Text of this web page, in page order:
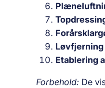
Etablering
Forbehold: De